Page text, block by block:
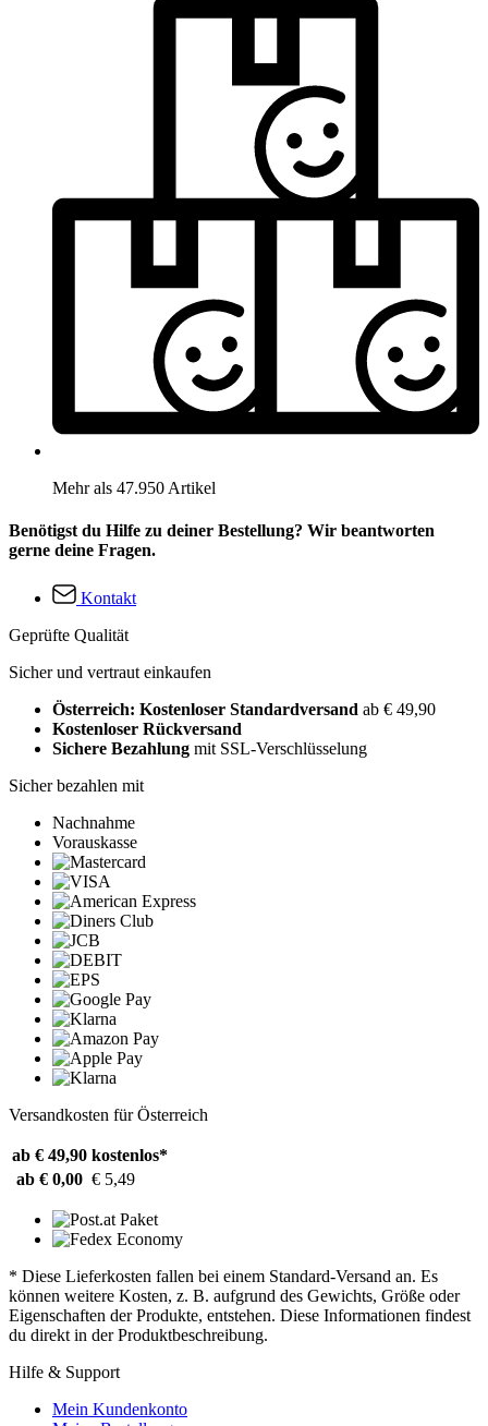
Mehr als 47.950 Artikel
Benötigst du Hilfe zu deiner Bestellung? Wir beantworten
gerne deine Fragen.
Kontakt
Geprüfte Qualität
Sicher und vertraut einkaufen
Österreich: Kostenloser Standardversand ab € 49,90
Kostenloser Rückversand
Sichere Bezahlung mit SSL-Verschlüsselung
Sicher bezahlen mit
Nachnahme
Vorauskasse
Versandkosten für Österreich
ab € 49,90 kostenlos*
ab € 0,00 € 5,49
* Diese Lieferkosten fallen bei einem Standard-Versand an. Es
können weitere Kosten, z. B. aufgrund des Gewichts, Größe oder
Eigenschaften der Produkte, entstehen. Diese Informationen findest
du direkt in der Produktbeschreibung.
Hilfe & Support
Mein Kundenkonto